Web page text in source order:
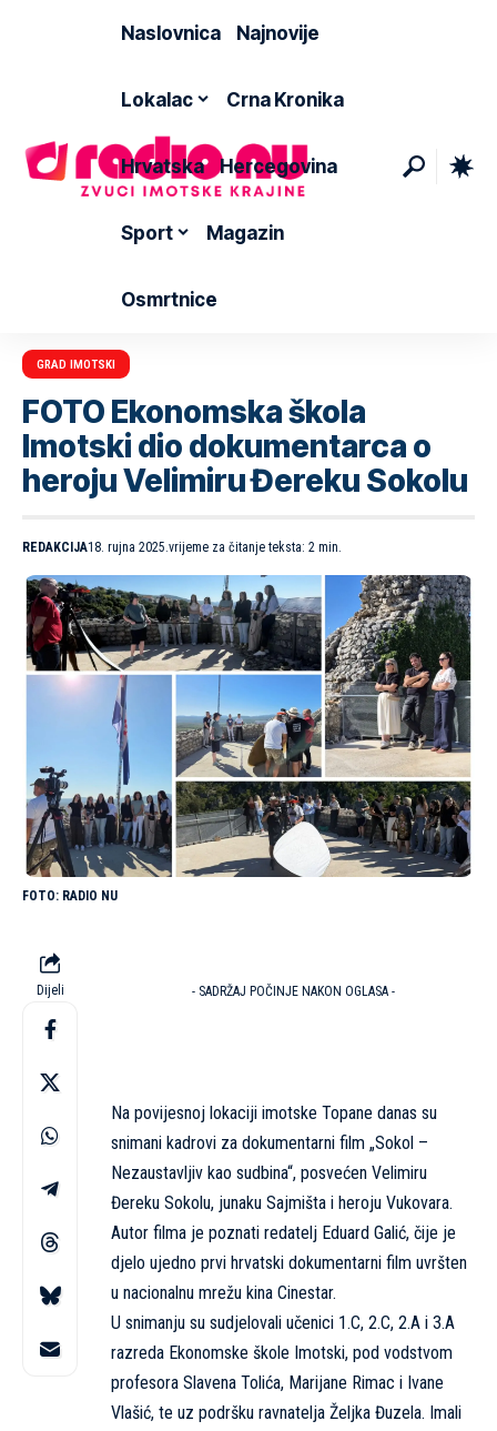
Naslovnica Najnovije
Lokalac Crna Kronika
Hrvatska Hercegovina
Sport Magazin
Osmrtnice
GRAD IMOTSKI
FOTO Ekonomska škola
Imotski dio dokumentarca o
heroju Velimiru Đereku Sokolu
REDAKCIJA18. rujna 2025.vrijeme za čitanje teksta: 2 min.
RADIO NU
Dijeli - SADRŽAJ POČINJE NAKON OGLASA -
Na povijesnoj lokaciji imotske Topane danas su
snimani kadrovi za dokumentarni film „Sokol –
Nezaustavljiv kao sudbina“, posvećen Velimiru
Đereku Sokolu, junaku Sajmišta i heroju Vukovara.
Autor filma je poznati redatelj Eduard Galić, čije je
djelo ujedno prvi hrvatski dokumentarni film uvršten
u nacionalnu mrežu kina Cinestar.
U snimanju su sudjelovali učenici 1.C, 2.C, 2.A i 3.A
razreda Ekonomske škole Imotski, pod vodstvom
profesora Slavena Tolića, Marijane Rimac i Ivane
Vlašić, te uz podršku ravnatelja Željka Đuzela. Imali